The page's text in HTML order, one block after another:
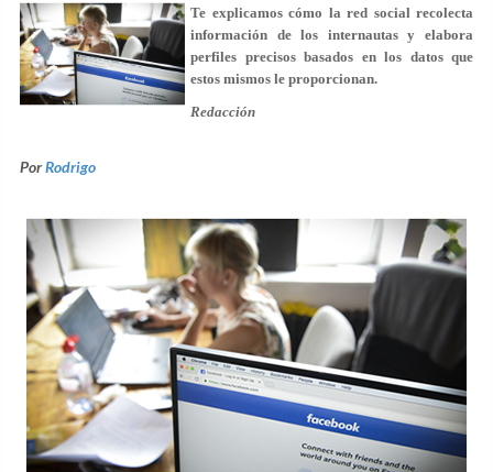
Te explicamos cómo la red social recolecta
información de los internautas y elabora
perfiles precisos basados en los datos que
estos mismos le proporcionan.
Redacción
PorRodrigo